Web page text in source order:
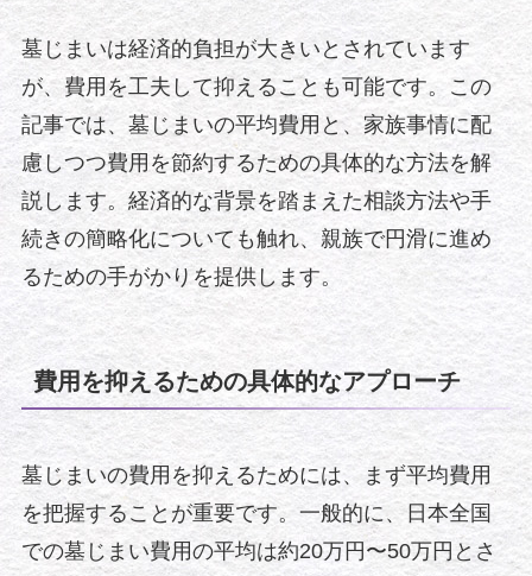
墓じまいは経済的負担が大きいとされています
が、費用を工夫して抑えることも可能です。この
記事では、墓じまいの平均費用と、家族事情に配
慮しつつ費用を節約するための具体的な方法を解
説します。経済的な背景を踏まえた相談方法や手
続きの簡略化についても触れ、親族で円滑に進め
るための手がかりを提供します。
費用を抑えるための具体的なアプローチ
墓じまいの費用を抑えるためには、まず平均費用
を把握することが重要です。一般的に、日本全国
での墓じまい費用の平均は約20万円〜50万円とさ